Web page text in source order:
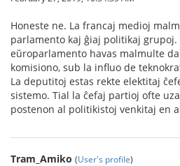
Honeste ne. La francaj medioj
parlamento kaj ĝiaj politikaj
eŭroparlamento havas malmulte
komisiono, sub la influo de
La deputitoj estas rekte elektitaj
sistemo. Tial la ĉefaj partioj ofte
postenon al politikistoj venkitaj en
Tram_Amiko (User's profile)